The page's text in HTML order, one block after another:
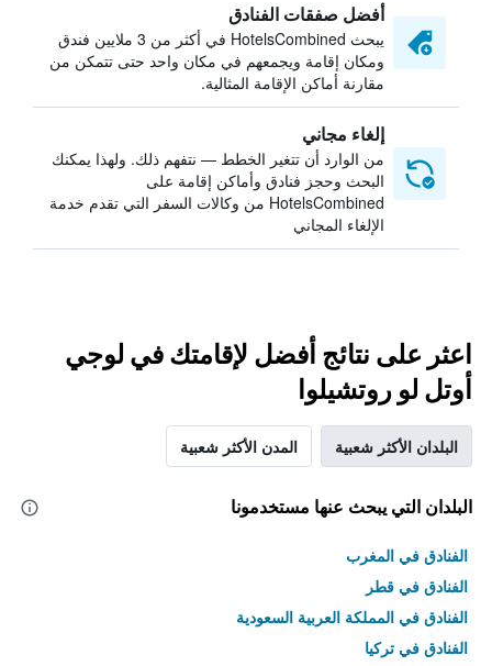
أفضل صفقات الفنادق
يبحث HotelsCombined في أكثر من 3 ملايين فندق
ومكان إقامة ويجمعهم في مكان واحد حتى تتمكن من
مقارنة أماكن الإقامة المثالية.
إلغاء مجاني
من الوارد أن تتغير الخطط — نتفهم ذلك. ولهذا يمكنك
البحث وحجز فنادق وأماكن إقامة على
HotelsCombined من وكالات السفر التي تقدم خدمة
الإلغاء المجاني
اعثر على نتائج أفضل لإقامتك في لوجي
أوتل لو روتشيلوا
البلدان الأكثر شعبية المدن الأكثر شعبية
البلدان التي يبحث عنها مستخدمونا
الفنادق في المغرب
الفنادق في قطر
الفنادق في المملكة العربية السعودية
الفنادق في تركيا